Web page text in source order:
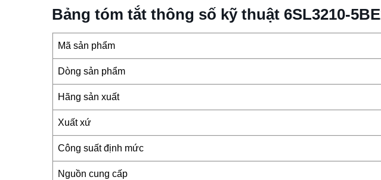
Bảng tóm tắt thông số kỹ thuật 6SL3210-
Mã sản phẩm
Dòng sản phẩm
Hãng sản xuất
Xuất xứ
Công suất định mức
Nguồn cung cấp